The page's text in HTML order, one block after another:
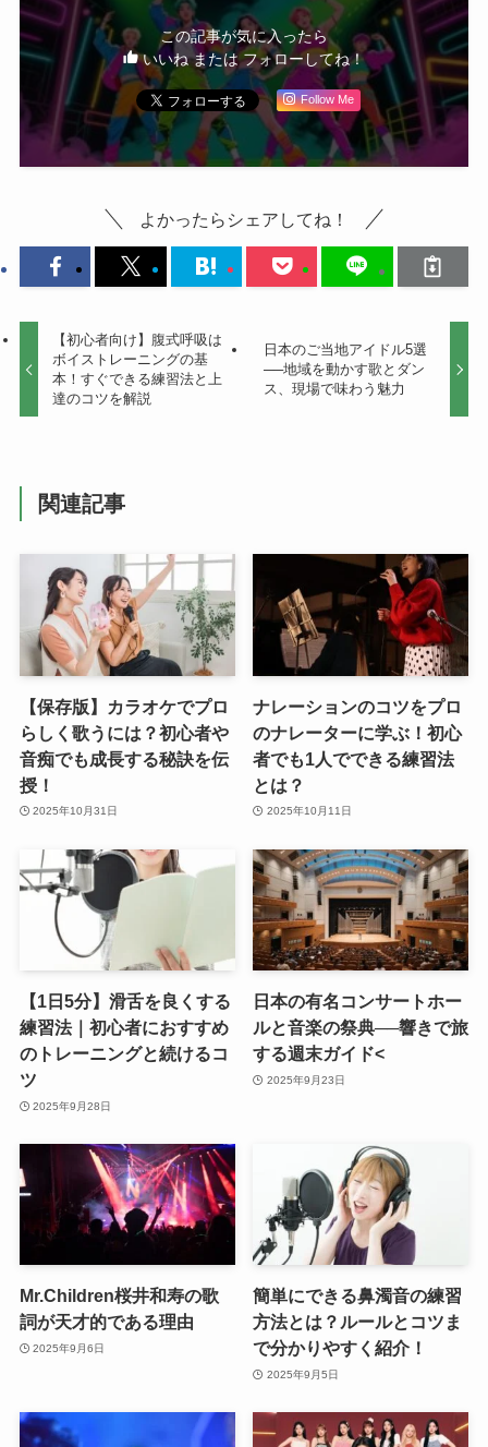
この記事が気に入ったら
いいね または フォローしてね！
Follow Me
よかったらシェアしてね！
【初心者向け】腹式呼吸は
ボイストレーニングの基
本！すぐできる練習法と上
達のコツを解説
日本のご当地アイドル5選
──地域を動かす歌とダン
ス、現場で味わう魅力
関連記事
【保存版】カラオケでプロ
らしく歌うには？初心者や
音痴でも成長する秘訣を伝
授！
2025年10月31日
ナレーションのコツをプロ
のナレーターに学ぶ！初心
者でも1人でできる練習法
とは？
2025年10月11日
【1日5分】滑舌を良くする
練習法｜初心者におすすめ
のトレーニングと続けるコ
ツ
2025年9月28日
日本の有名コンサートホー
ルと音楽の祭典──響きで旅
する週末ガイド<
2025年9月23日
Mr.Children桜井和寿の歌
詞が天才的である理由
2025年9月6日
簡単にできる鼻濁音の練習
方法とは？ルールとコツま
で分かりやすく紹介！
2025年9月5日